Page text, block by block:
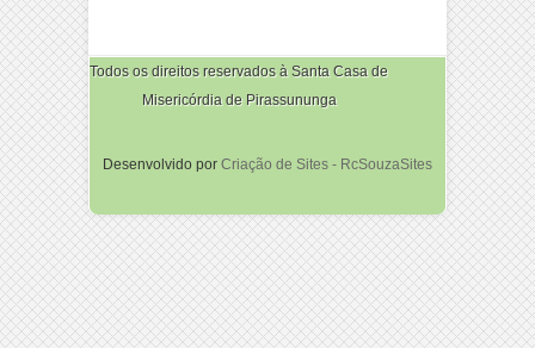
Todos os direitos reservados à Santa Casa de
Misericórdia de Pirassununga
Desenvolvido por Criação de Sites - RcSouzaSites